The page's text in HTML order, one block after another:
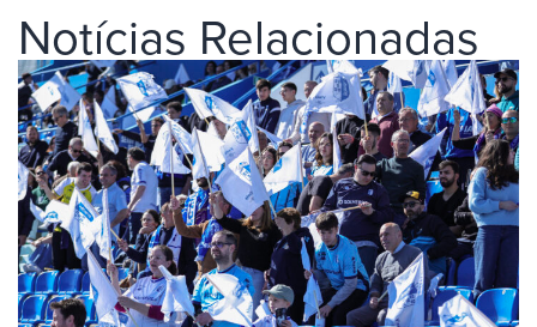
Notícias Relacionadas